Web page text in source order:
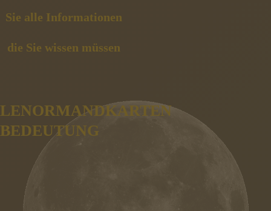
LENORMANDKARTEN
BEDEUTUNG